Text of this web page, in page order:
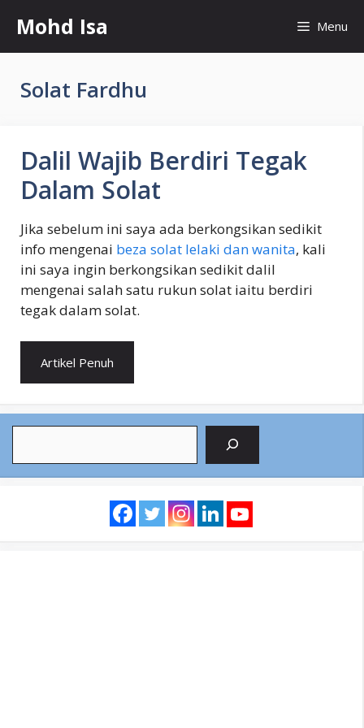
content
Mohd Isa Menu
Solat Fardhu
Dalil Wajib Berdiri Tegak
Dalam Solat
Jika sebelum ini saya ada berkongsikan sedikit
info mengenai beza solat lelaki dan wanita, kali
ini saya ingin berkongsikan sedikit dalil
mengenai salah satu rukun solat iaitu berdiri
tegak dalam solat.
Artikel Penuh